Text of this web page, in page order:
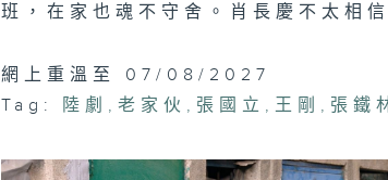
班，在家也魂不守舍。肖長慶不太相
網上重溫至 07/08/2027
Tag:
陸劇 , 老家伙 , 張國立 , 王剛 , 張鐵